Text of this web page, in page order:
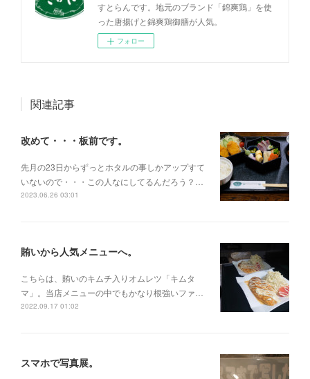
すとらんです。地元のブランド「錦爽鶏」を使
った唐揚げと錦爽鶏御膳が人気。
フォロー
関連記事
改めて・・・板前です。
先月の23日からずっとホタルの事しかアップすて
いないので・・・この人なにしてるんだろう？…
2023.06.26 03:01
賄いから人気メニューへ。
こちらは、賄いのキムチ入りオムレツ「キムタ
マ」。当店メニューの中でもかなり根強いファ…
2022.09.17 01:02
スマホで写真展。